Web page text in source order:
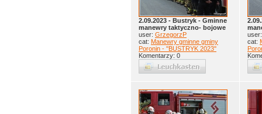
2.09.2023 - Bustryk - Gminne
manewry taktyczno- bojowe
user: GrzegorzP
cat: Manewry gminne gminy
Poronin - ''BUSTRYK 2023''
Komentarzy: 0
cat: